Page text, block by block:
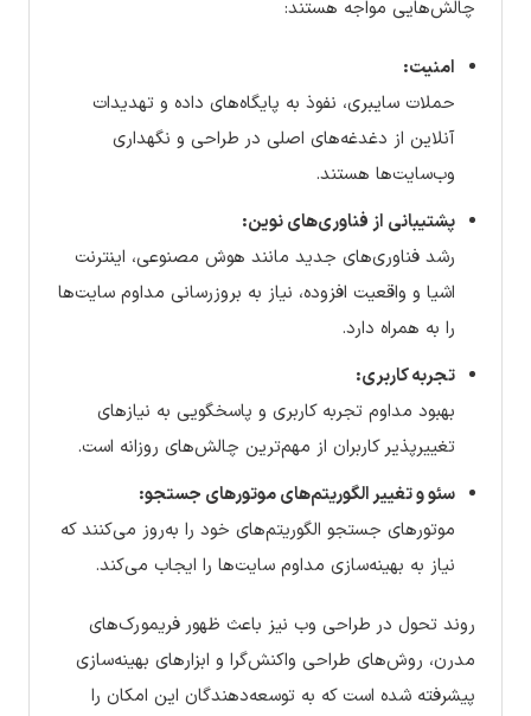
چالش‌هایی مواجه هستند:
امنیت:
حملات سایبری، نفوذ به پایگاه‌های داده و تهدیدات
آنلاین از دغدغه‌های اصلی در طراحی و نگهداری
وب‌سایت‌ها هستند.
پشتیبانی از فناوری‌های نوین:
رشد فناوری‌های جدید مانند هوش مصنوعی، اینترنت
اشیا و واقعیت افزوده، نیاز به بروزرسانی مداوم سایت‌ها
را به همراه دارد.
تجربه کاربری:
بهبود مداوم تجربه کاربری و پاسخگویی به نیازهای
تغییرپذیر کاربران از مهم‌ترین چالش‌های روزانه است.
سئو و تغییر الگوریتم‌های موتورهای جستجو:
موتورهای جستجو الگوریتم‌های خود را به‌روز می‌کنند که
نیاز به بهینه‌سازی مداوم سایت‌ها را ایجاب می‌کند.
روند تحول در طراحی وب نیز باعث ظهور فریمورک‌های
مدرن، روش‌های طراحی واکنش‌گرا و ابزارهای بهینه‌سازی
پیشرفته شده است که به توسعه‌دهندگان این امکان را